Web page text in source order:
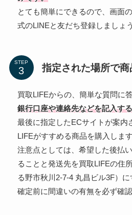
とても簡単にできるので、画面
式のLINEと友だち登録しましょう
STEP
指定された場所で
買取LIFEからの、簡単な質問に
銀行口座や連絡先などを記入す
最後に指定したECサイトが案内
LIFEがすすめる商品を購入します
注意点としては、希望した後払
ることと発送先を買取LIFEの住
る野市秋川2-7-4 丸昌ビル3F）に
確定前に間違いの有無を必ず確認